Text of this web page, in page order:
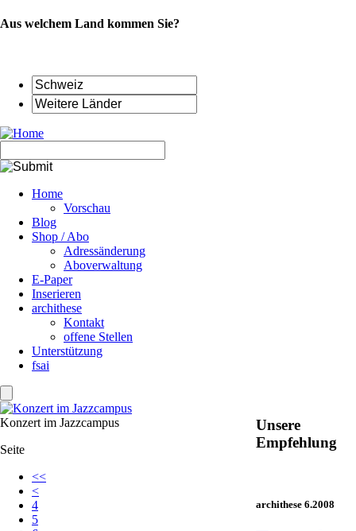
Aus welchem Land kommen Sie?
überspringen
Home
Vorschau
Blog
Shop / Abo
Adressänderung
Aboverwaltung
E-Paper
Inserieren
archithese
Kontakt
offene Stellen
Unterstützung
fsai
Konzert im Jazzcampus
Seite
<<
<
4
5
Unsere
Empfehlung
archithese 6.2008